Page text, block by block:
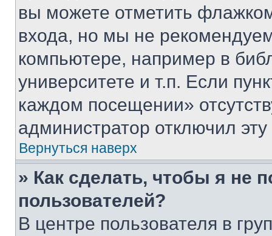
вы можете отметить
входа, но мы не
компьютере, например в
университете и т.п. Если
каждом посещении»
администратор отключил
Вернуться наверх
» Как сделать, чтобы я не
пользователей?
В центре пользователя в